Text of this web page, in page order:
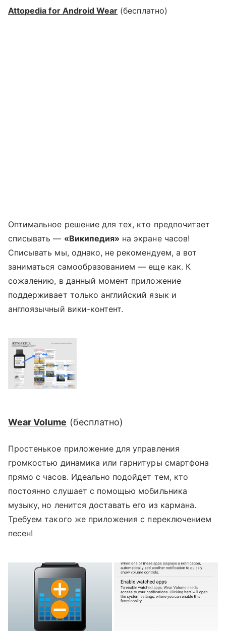
Attopedia for Android Wear (бесплатно)
Оптимальное решение для тех, кто предпочитает
списывать — «Википедия» на экране часов!
Списывать мы, однако, не рекомендуем, а вот
заниматься самообразованием — еще как. К
сожалению, в данный момент приложение
поддерживает только английский язык и
англоязычный вики-контент.
Wear Volume (бесплатно)
Простенькое приложение для управления
громкостью динамика или гарнитуры смартфона
прямо с часов. Идеально подойдет тем, кто
постоянно слушает с помощью мобильника
музыку, но ленится доставать его из кармана.
Требуем такого же приложения с переключением
песен!